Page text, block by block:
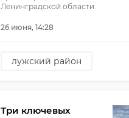
Ленинградской области.
26 июня, 14:28
лужский район
Три ключевых